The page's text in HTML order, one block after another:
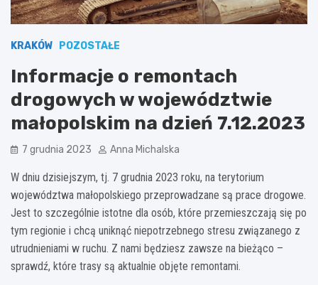
KRAKÓW POZOSTAŁE
Informacje o remontach
drogowych w województwie
małopolskim na dzień 7.12.2023
7 grudnia 2023 Anna Michalska
W dniu dzisiejszym, tj. 7 grudnia 2023 roku, na terytorium
województwa małopolskiego przeprowadzane są prace drogowe.
Jest to szczególnie istotne dla osób, które przemieszczają się po
tym regionie i chcą uniknąć niepotrzebnego stresu związanego z
utrudnieniami w ruchu. Z nami będziesz zawsze na bieżąco –
sprawdź, które trasy są aktualnie objęte remontami.